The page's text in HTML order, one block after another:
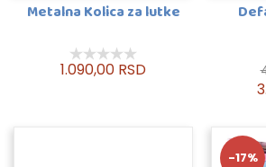
Metalna Kolica za lutke
1.090,00 RSD
-17%